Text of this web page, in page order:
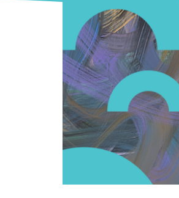
SINFONIA
VARSOVIA
–
NOWE
OTWARCIE